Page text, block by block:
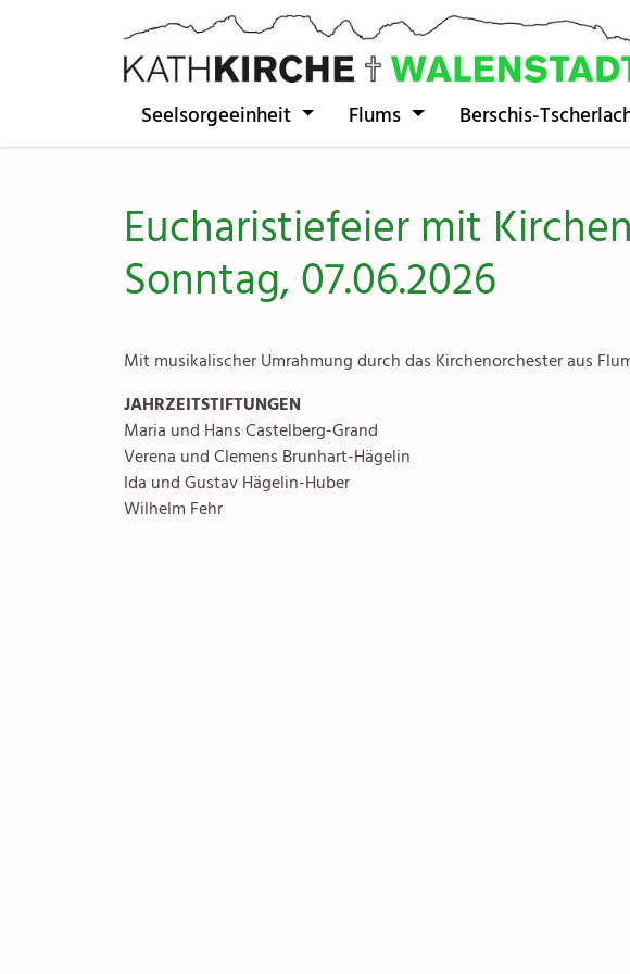
Direkt zur Hauptnavigation springen
Seelsorgeeinheit Flums Berschis-
Eucharistiefeier mit
Sonntag, 07.06.2026
Mit musikalischer Umrahmung durch das Kirchenorchester aus
JAHRZEITSTIFTUNGEN
Maria und Hans Castelberg-Grand
Verena und Clemens Brunhart-Hägelin
Ida und Gustav Hägelin-Huber
Wilhelm Fehr